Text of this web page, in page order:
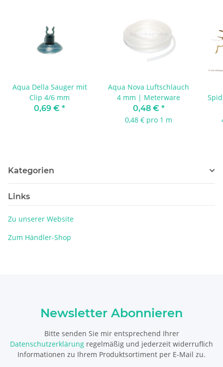
Aqua Della Sauger mit
Clip 4/6 mm
0,69 € *
Aqua Nova Luftschlauch
4 mm | Meterware
0,48 € *
0,48 € pro 1 m
Kategorien
Links
Zu unserer Website
Zum Händler-Shop
Newsletter Abonnieren
Bitte senden Sie mir entsprechend Ihrer
Datenschutzerklärung regelmäßig und jederzeit widerruflich
Informationen zu Ihrem Produktsortiment per E-Mail zu.